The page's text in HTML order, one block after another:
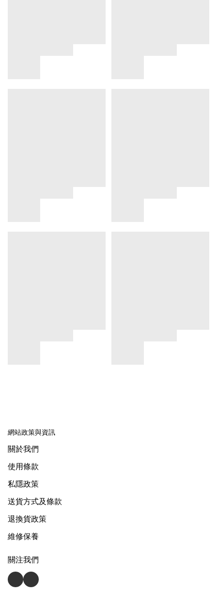
網站政策與資訊
關於我們
使用條款
私隱政策
送貨方式及條款
退換貨政策
維修保養
關注我們